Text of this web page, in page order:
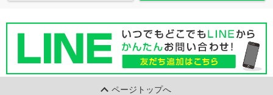
ページトップへ